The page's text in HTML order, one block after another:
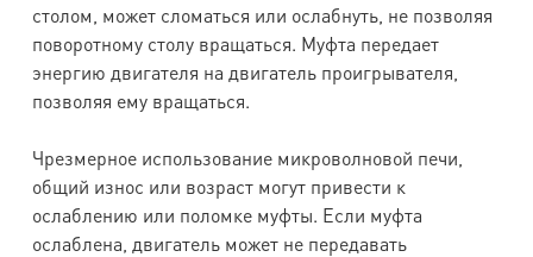
столом, может сломаться или ослабнуть, не позволяя
поворотному столу вращаться. Муфта передает
энергию двигателя на двигатель проигрывателя,
позволяя ему вращаться.
Чрезмерное использование микроволновой печи,
общий износ или возраст могут привести к
ослаблению или поломке муфты. Если муфта
ослаблена, двигатель может не передавать